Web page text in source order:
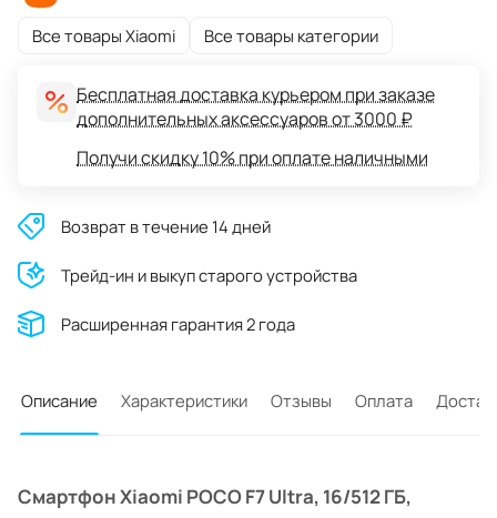
Все товары Xiaomi Все товары категории
Бесплатная доставка курьером при заказе
дополнительных аксессуаров от 3000 ₽
Получи скидку 10% при оплате наличными
Возврат в течение 14 дней
Трейд-ин и выкуп старого устройства
Расширенная гарантия 2 года
Описание Характеристики Отзывы Оплата
Смартфон Xiaomi POCO F7 Ultra, 16/512 ГБ,